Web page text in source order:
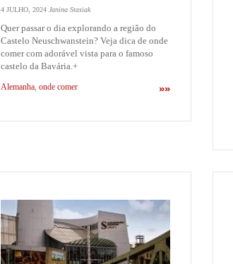
4 JULHO, 2024 Janina Stasiak
Quer passar o dia explorando a região do
Castelo Neuschwanstein? Veja dica de onde
comer com adorável vista para o famoso
castelo da Bavária.+
»»
Alemanha onde comer